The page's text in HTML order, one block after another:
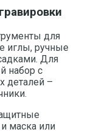
для
иглы, ручные
Для
набор с
деталей –
маска или